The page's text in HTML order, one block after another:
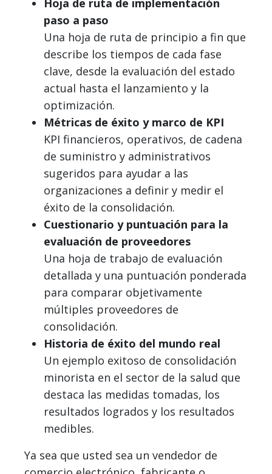
Hoja de ruta de implementación
paso a paso
Una hoja de ruta de principio a fin que
describe los tiempos de cada fase
clave, desde la evaluación del estado
actual hasta el lanzamiento y la
optimización.
Métricas de éxito y marco de KPI
KPI financieros, operativos, de cadena
de suministro y administrativos
sugeridos para ayudar a las
organizaciones a definir y medir el
éxito de la consolidación.
Cuestionario y puntuación para la
evaluación de proveedores
Una hoja de trabajo de evaluación
detallada y una puntuación ponderada
para comparar objetivamente
múltiples proveedores de
consolidación.
Historia de éxito del mundo real
Un ejemplo exitoso de consolidación
minorista en el sector de la salud que
destaca las medidas tomadas, los
resultados logrados y los resultados
medibles.
Ya sea que usted sea un vendedor de